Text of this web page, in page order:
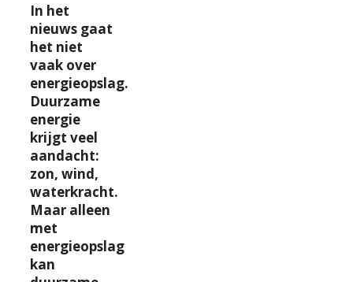
In het
nieuws gaat
het niet
vaak over
energieopslag.
Duurzame
energie
krijgt veel
aandacht:
zon, wind,
waterkracht.
Maar alleen
met
energieopslag
kan